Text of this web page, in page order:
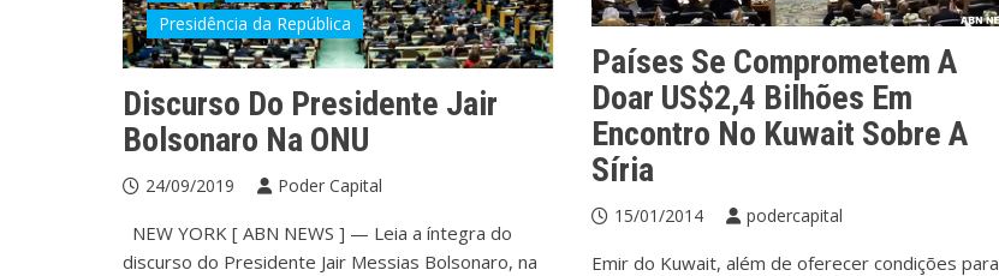
Presidência da República
Discurso Do Presidente Jair
Bolsonaro Na ONU
24/09/2019 Poder Capital
NEW YORK [ ABN NEWS ] — Leia a íntegra do
discurso do Presidente Jair Messias Bolsonaro, na
Países Se Comprometem A
Doar US$2,4 Bilhões Em
Encontro No Kuwait Sobre A
Síria
15/01/2014 podercapital
Emir do Kuwait, além de oferecer condições para